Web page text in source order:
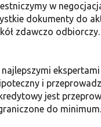
w
dokumenty do
zdawczo
najlepszymi
i
jest
do minimum.